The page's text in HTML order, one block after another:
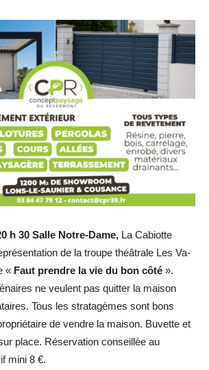
h 30 Salle Notre-Dame, La Cabiotte
de la troupe théâtrale Les Va-
« Faut prendre la vie du bon côté ».
ne veulent pas quitter la maison
Tous les stratagèmes sont bons
de vendre la maison. Buvette et
place. Réservation conseillée au
mini 8 €.